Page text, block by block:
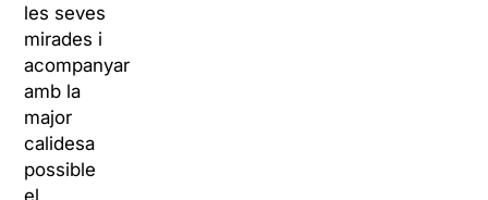
les seves
mirades i
acompanyar
amb la
major
calidesa
possible